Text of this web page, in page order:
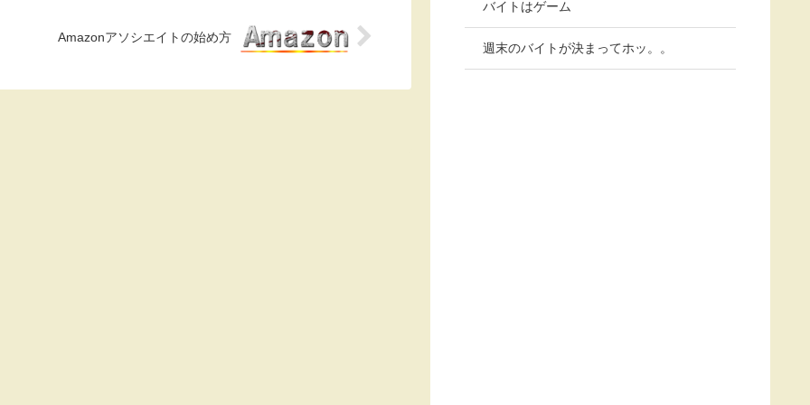
Amazonアソシエイトの始め方
バイトはゲーム
週末のバイトが決まってホッ。。